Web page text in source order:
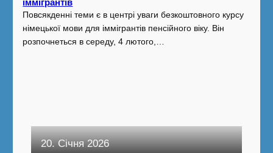
іммігрантів
Повсякденні теми є в центрі уваги безкоштовного курсу
німецької мови для іммігрантів пенсійного віку. Він
розпочнеться в середу, 4 лютого,…
20. Січня 2026